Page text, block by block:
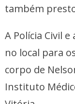
também
A Polícia Civil
no local para
corpo de
Instituto